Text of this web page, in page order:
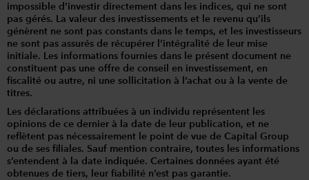
impossible d’investir directement dans les indices, qui ne sont
pas gérés. La valeur des investissements et le revenu qu’ils
génèrent ne sont pas constants dans le temps, et les investisseurs
ne sont pas assurés de récupérer l’intégralité de leur mise
initiale. Les informations fournies dans le présent document ne
constituent pas une offre de conseil en investissement, en
fiscalité ou autre, ni une sollicitation à l’achat ou à la vente de
titres.
Les déclarations attribuées à un individu représentent les
opinions de ce dernier à la date de leur publication, et ne
reflètent pas nécessairement le point de vue de Capital Group
ou de ses filiales. Sauf mention contraire, toutes les informations
s’entendent à la date indiquée. Certaines données ayant été
obtenues de tiers, leur fiabilité n’est pas garantie.